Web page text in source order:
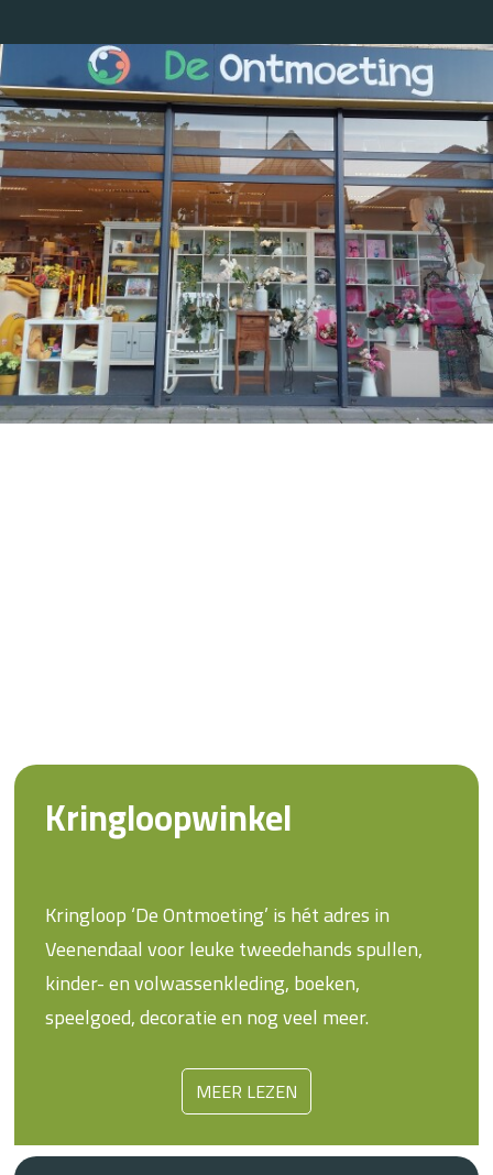
Kringloopwinkel
Kringloop ‘De Ontmoeting’ is hét adres in
Veenendaal voor leuke tweedehands spullen,
kinder- en volwassenkleding, boeken,
speelgoed, decoratie en nog veel meer.
MEER LEZEN